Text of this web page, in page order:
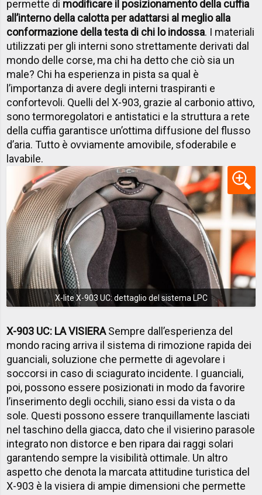
permette di modificare il posizionamento della cuffia
all’interno della calotta per adattarsi al meglio alla
conformazione della testa di chi lo indossa. I materiali
utilizzati per gli interni sono strettamente derivati dal
mondo delle corse, ma chi ha detto che ciò sia un
male? Chi ha esperienza in pista sa qual è
l’importanza di avere degli interni traspiranti e
confortevoli. Quelli del X-903, grazie al carbonio attivo,
sono termoregolatori e antistatici e la struttura a rete
della cuffia garantisce un’ottima diffusione del flusso
d’aria. Tutto è ovviamente amovibile, sfoderabile e
lavabile.
X-lite X-903 UC: dettaglio del sistema LPC
X-903 UC: LA VISIERASempre dall’esperienza del
mondo racing arriva il sistema di rimozione rapida dei
guanciali, soluzione che permette di agevolare i
soccorsi in caso di sciagurato incidente. I guanciali,
poi, possono essere posizionati in modo da favorire
l’inserimento degli occhili, siano essi da vista o da
sole. Questi possono essere tranquillamente lasciati
nel taschino della giacca, dato che il visierino parasole
integrato non distorce e ben ripara dai raggi solari
garantendo sempre la visibilità ottimale. Un altro
aspetto che denota la marcata attitudine turistica del
X-903 è la visiera di ampie dimensioni che permette